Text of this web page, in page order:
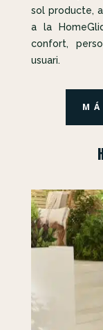
sol producte,
a la
confort,
usuari.